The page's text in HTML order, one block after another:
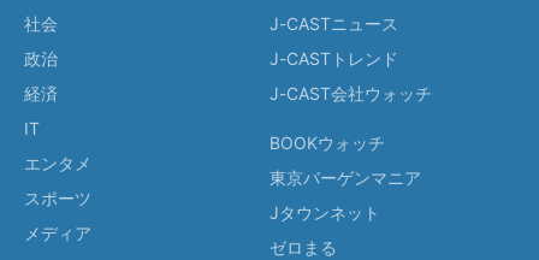
社会
政治
経済
IT
エンタメ
スポーツ
メディア
J-CASTニュース
J-CASTトレンド
J-CAST会社ウォッチ
BOOKウォッチ
東京バーゲンマニア
Jタウンネット
ゼロまる